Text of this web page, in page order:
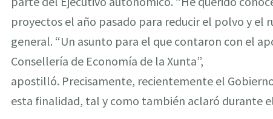
proyectos el año pasado para reducir el polvo y el
general. “Un asunto para el que contaron con el
Consellería de Economía de la Xunta”,
apostilló. Precisamente, recientemente el
esta finalidad, tal y como también aclaró durante